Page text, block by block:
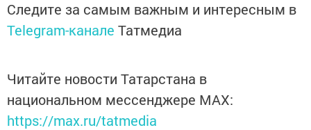
Следите за самым важным и интересным в
Telegram-канале Татмедиа
Читайте новости Татарстана в
национальном мессенджере MАХ:
https://max.ru/tatmedia